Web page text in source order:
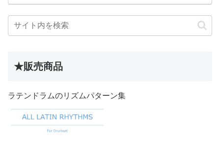
★販売商品
ラテンドラムのリズムパターン集